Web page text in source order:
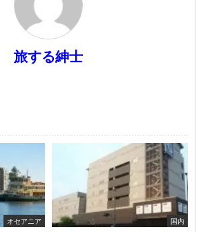
旅する紳士
オセアニア 国内